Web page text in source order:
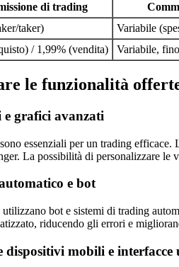
di trading
taker) Variabile
/ 1,99% (vendita) Variabile,
le funzionalità
grafici avanzati
essenziali per un trading
La possibilità di personalizzare le
e bot
utilizzano bot e sistemi di trading
riducendo gli errori e
dispositivi mobili e interfacce